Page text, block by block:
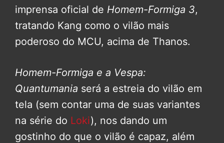
imprensa oficial de Homem-Formiga 3,
tratando Kang como o vilão mais
poderoso do MCU, acima de Thanos.
Homem-Formiga e a Vespa:
Quantumania será a estreia do vilão em
tela (sem contar uma de suas variantes
na série do Loki), nos dando um
gostinho do que o vilão é capaz, além